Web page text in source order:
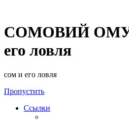
СОМОВИЙ
его ловля
сом и его ловля
Пропустить
Ссылки